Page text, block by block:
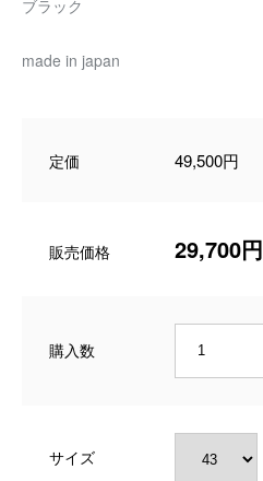
ブラック
made in japan
定価 49,500円
販売価格 29,700円
購入数
サイズ